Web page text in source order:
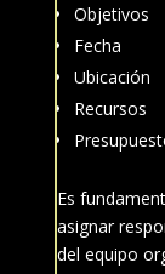
Objetivos
Fecha
Ubicación
Recursos
Es
asignar
del equipo